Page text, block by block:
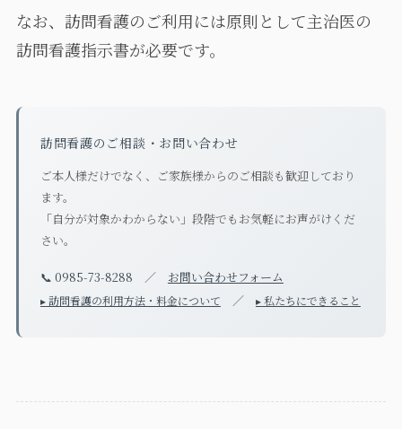
なお、訪問看護のご利用には原則として主治医の
訪問看護指示書が必要です。
訪問看護のご相談・お問い合わせ
ご本人様だけでなく、ご家族様からのご相談も歓迎しており
ます。
「自分が対象かわからない」段階でもお気軽にお声がけくだ
さい。
📞 0985-73-8288 ／ お問い合わせフォーム
▸ 訪問看護の利用方法・料金について ／ ▸ 私たちにできること